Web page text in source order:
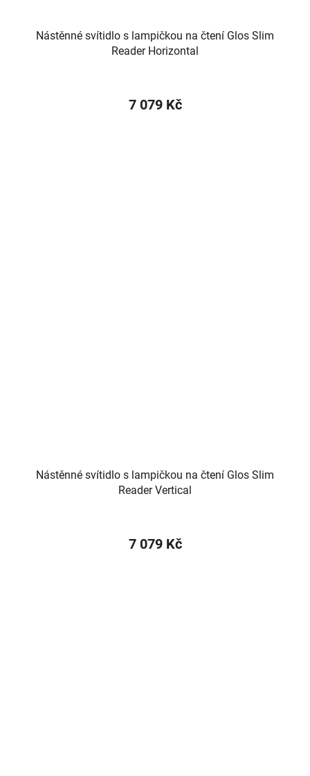
Nástěnné svítidlo s lampičkou na čtení Glos Slim
Reader Horizontal
7 079 Kč
Nástěnné svítidlo s lampičkou na čtení Glos Slim
Reader Vertical
7 079 Kč